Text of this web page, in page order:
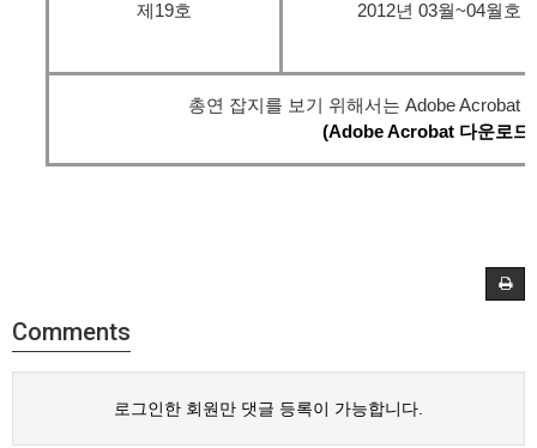
제19호 2012년 03월~04월호
총연 잡지를 보기 위해서는 Adobe Acrobat
(Adobe Acrobat 다운로드)
Comments
로그인한 회원만 댓글 등록이 가능합니다.